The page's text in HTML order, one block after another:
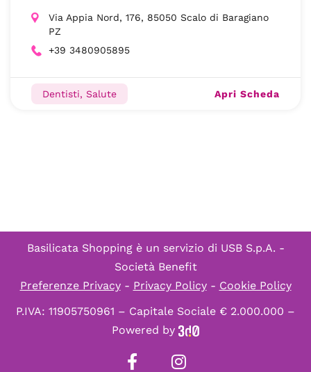
Via Appia Nord, 176, 85050 Scalo di Baragiano
PZ
+39 3480905895
Dentisti, Salute Apri Scheda
Basilicata Shopping è un servizio di USB S.p.A. -
Società Benefit
Preferenze Privacy- Privacy Policy- Cookie Policy
P.IVA: 11905750961 – Capitale Sociale € 2.000.000 –
Powered by